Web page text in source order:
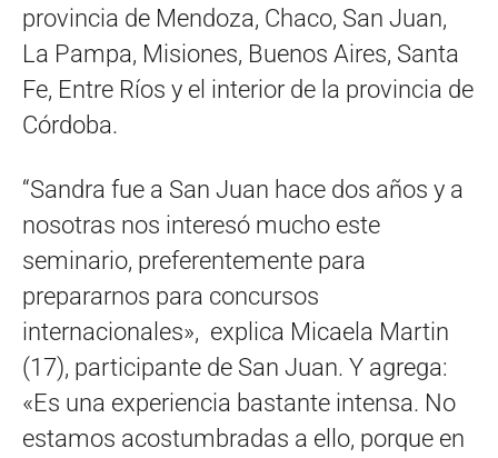
provincia de Mendoza, Chaco, San Juan,
La Pampa, Misiones, Buenos Aires, Santa
Fe, Entre Ríos y el interior de la provincia de
Córdoba.
“Sandra fue a San Juan hace dos años y a
nosotras nos interesó mucho este
seminario, preferentemente para
prepararnos para concursos
internacionales», explica Micaela Martin
(17), participante de San Juan. Y agrega:
«Es una experiencia bastante intensa. No
estamos acostumbradas a ello, porque en